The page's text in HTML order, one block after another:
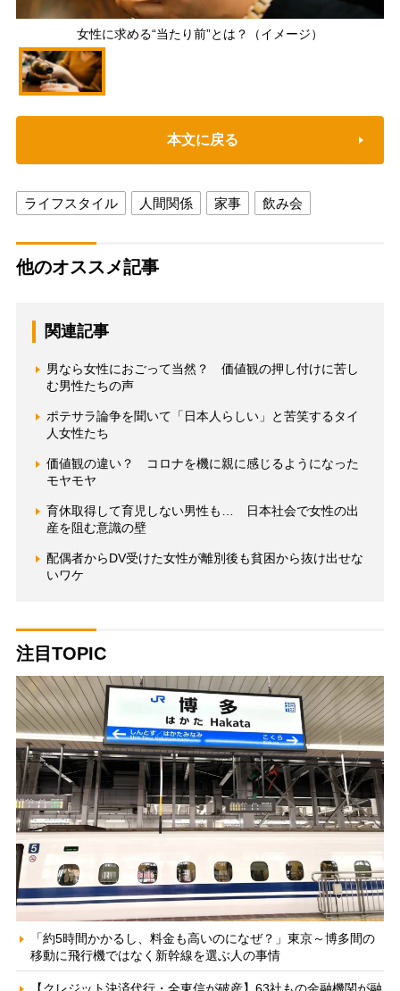
女性に求める“当たり前”とは？（イメージ）
本文に戻る
ライフスタイル 人間関係 家事 飲み会
他のオススメ記事
関連記事
男なら女性におごって当然？ 価値観の押し付けに苦し
む男性たちの声
ポテサラ論争を聞いて「日本人らしい」と苦笑するタイ
人女性たち
価値観の違い？ コロナを機に親に感じるようになった
モヤモヤ
育休取得して育児しない男性も… 日本社会で女性の出
産を阻む意識の壁
配偶者からDV受けた女性が離別後も貧困から抜け出せな
いワケ
注目TOPIC
「約5時間かかるし、料金も高いのになぜ？」東京～博多間の
移動に飛行機ではなく新幹線を選ぶ人の事情
【クレジット決済代行・全東信が破産】63社もの金融機関が融